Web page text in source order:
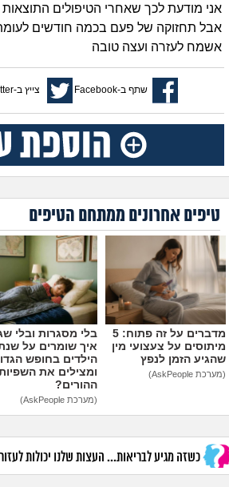
אני מודעת לכך שאחרי הטיפולים
אבל תחזוקה של פעם בכמה חודשים לעומת
אשמח לעזרה ועצה טובה
שתף ב-Facebook צייץ ב-twitter
טיפים אחרונים ממתחם הטיפים
מדברים על זה פתוח: 5
מיתוסים על צעצועי מין
שהגיע הזמן לנפץ
(מערכת AskPeople)
בלי מסגרות ובלי
איך שומרים על
הילדים בחופש
ומצילים את
ההורים?
(מערכת AskPeople)
כשזה מגיע לבריאות... העצות שלנו יכולות